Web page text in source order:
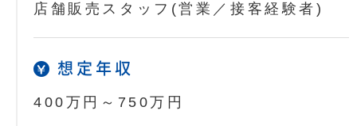
店舗販売スタッフ(営業／接客経験者)
想定年収
400万円～750万円